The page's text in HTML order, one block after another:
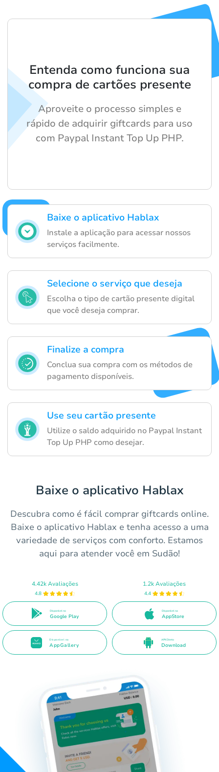
Baixe o aplicativo Hablax
Instale a aplicação para acessar nossos
serviços facilmente.
Selecione o serviço que deseja
Escolha o tipo de cartão presente digital
que você deseja comprar.
Finalize a compra
Conclua sua compra com os métodos de
pagamento disponíveis.
Use seu cartão presente
Utilize o saldo adquirido no Paypal Instant
Top Up PHP como desejar.
Entenda como funciona sua
compra de cartões presente
Aproveite o processo simples e
rápido de adquirir giftcards para uso
com Paypal Instant Top Up PHP.
Baixe o aplicativo Hablax
Descubra como é fácil comprar giftcards online.
Baixe o aplicativo Hablax e tenha acesso a uma
variedade de serviços com conforto. Estamos
aqui para atender você em Sudão!
4.42k Avaliações
4.8
Disponível no
Google Play
1.2k Avaliações
4.4
Disponível na
AppStore
Disponível na
AppGallery
APK Direto
Download